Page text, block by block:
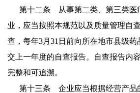
第十二条 从事第二类、第三类医
业，应当按照本规范以及质量管理自
查，每年3月 31 日前向所在地市县级
交上一年度的自查报告。自查报告内
完整和可追溯。
第十三条 企业应当根据经营产品